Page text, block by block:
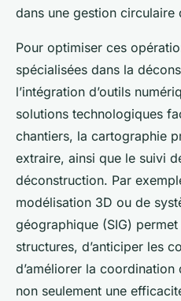
dans une gestion circulaire
Pour optimiser ces
spécialisées dans la
l’intégration d’outils
solutions technologiques
chantiers, la cartographie
extraire, ainsi que le suivi
déconstruction. Par
modélisation 3D ou de
géographique (SIG)
structures, d’anticiper les
d’améliorer la
non seulement une